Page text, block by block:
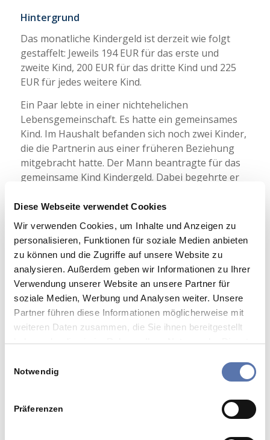
Diese Webseite verwendet Cookies
Wir verwenden Cookies, um Inhalte und Anzeigen zu
personalisieren, Funktionen für soziale Medien anbieten
zu können und die Zugriffe auf unsere Website zu
analysieren. Außerdem geben wir Informationen zu Ihrer
Verwendung unserer Website an unsere Partner für
soziale Medien, Werbung und Analysen weiter. Unsere
Partner führen diese Informationen möglicherweise mit
weiteren Daten zusammen, die Sie ihnen bereitgestellt
haben oder die sie im Rahmen Ihrer Nutzung der Dienste
Notwendig
Präferenzen
Hintergrund
Das monatliche Kindergeld ist derzeit wie folgt
gestaffelt: Jeweils 194 EUR für das erste und
zweite Kind, 200 EUR für das dritte Kind und 225
EUR für jedes weitere Kind.
Ein Paar lebte in einer nichtehelichen
Lebensgemeinschaft. Es hatte ein gemeinsames
Kind. Im Haushalt befanden sich noch zwei Kinder,
die die Partnerin aus einer früheren Beziehung
mitgebracht hatte. Der Mann beantragte für das
gemeinsame Kind Kindergeld. Dabei begehrte er
„dritte“ Kind darstelle. Doch diesen
Zählkindervorteil lehnten die Familienkasse und
schließlich auch der Bundesfinanzhof ab.
Begründung: Bei den älteren Kindern handelt es
sich aus der Sicht des Mannes weder um leibliche
noch um Adoptiv- oder Pflegekinder.
Erforderlich ist eine gesteigerte
Verbundenheit zwischen dem Steuerpflichtigen
und dem Kind. Und daran, so der Bundesfinanzhof,
fehlt es bei einer jederzeit lösbaren
Lebensgefährten.
werden können, wenn die Frau den